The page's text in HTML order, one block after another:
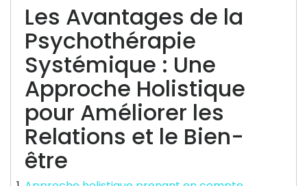
Les Avantages de la
Psychothérapie
Systémique : Une
Approche Holistique
pour Améliorer les
Relations et le Bien-
être